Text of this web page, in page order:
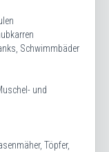
Schwimmbäder
und
Töpfer,